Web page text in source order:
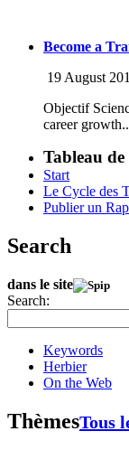
Become a
19 August
Objectif
career
Tableau
Start
Le Cycle des
Publier un
Search
dans le site
Search:
Keywords
Herbier
On the Web
ThèmesTous